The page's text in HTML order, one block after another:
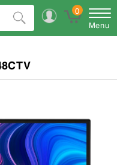
0
Menu